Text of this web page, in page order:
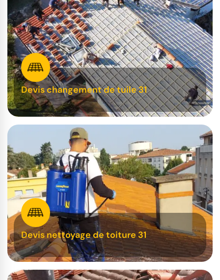
Devis changement de tuile 31
Devis nettoyage de toiture 31